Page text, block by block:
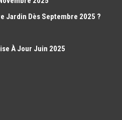
Jardin Dès Septembre 2025 ?
À Jour Juin 2025